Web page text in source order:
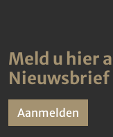
Meld u hier
Nieuwsbrief
Aanmelden